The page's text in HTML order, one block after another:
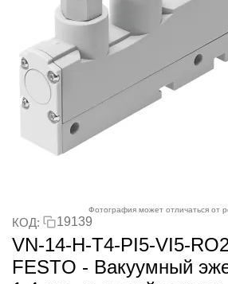
Фотография может отличаться от
КОД: 19139
VN-14-H-T4-PI5-VI5-
FESTO - Вакуумный